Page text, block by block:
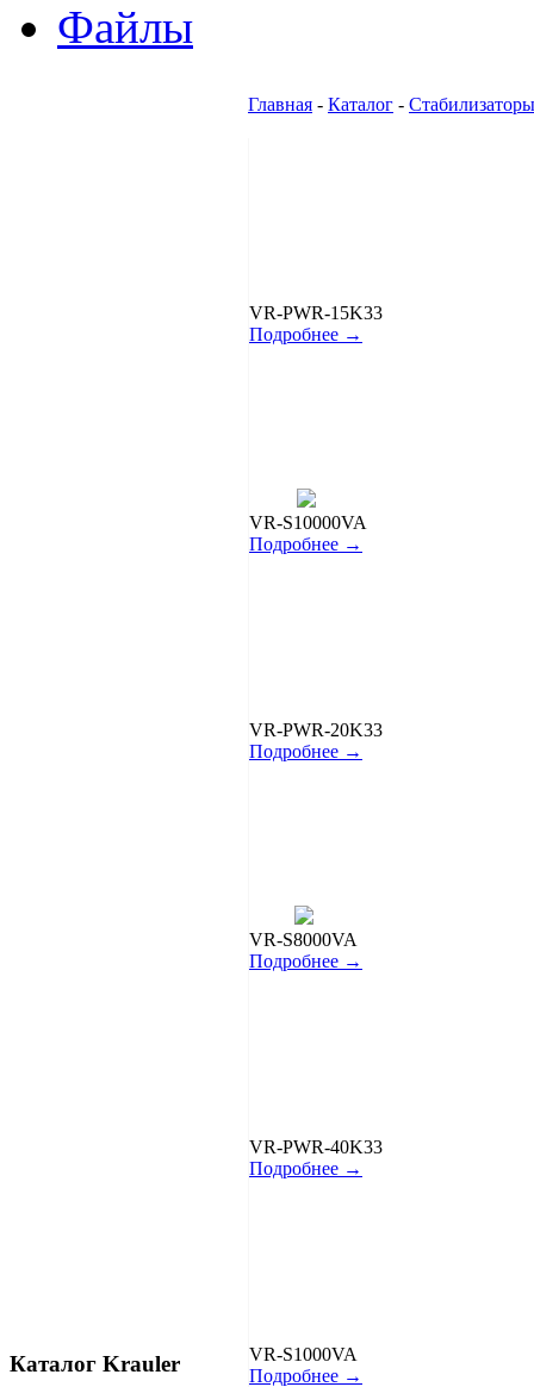
Файлы
Каталог Krauler
Главная - Каталог -
VR-PWR-15K33
Подробнее →
VR-S10000VA
Подробнее →
VR-PWR-20K33
Подробнее →
VR-S8000VA
Подробнее →
VR-PWR-40K33
Подробнее →
VR-S1000VA
Подробнее →